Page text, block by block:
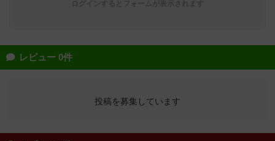
レビュー 0件
投稿を募集しています